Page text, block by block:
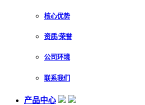
核心优势
资质/荣誉
公司环境
联系我们
产品中心